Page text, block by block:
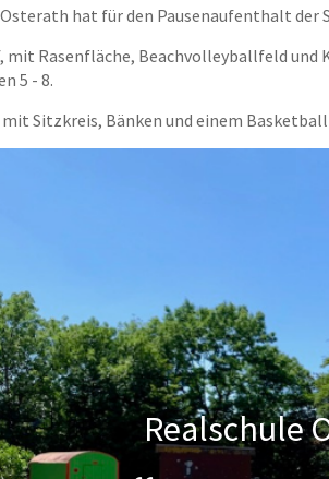
hat für den Pausenaufenthalt der
mit Rasenfläche, Beachvolleyballfeld
5 - 8.
mit Sitzkreis, Bänken und einem
Realschule